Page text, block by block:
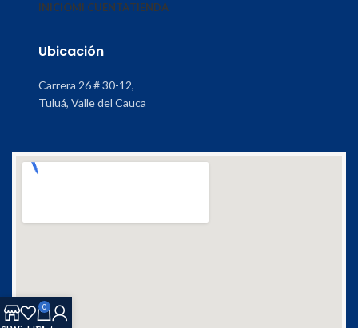
INICIOMI CUENTATIENDA
Ubicación
Carrera 26 # 30-12,
Tuluá, Valle del Cauca
0